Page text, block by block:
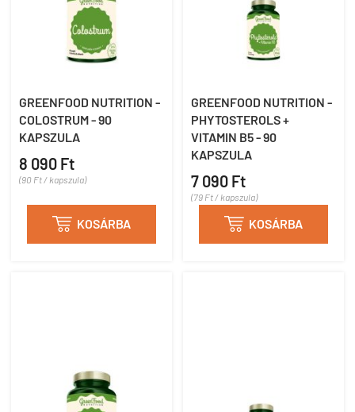
GREENFOOD NUTRITION -
COLOSTRUM - 90
KAPSZULA
8 090 Ft
(90 Ft / kapszula)
 KOSÁRBA
GREENFOOD NUTRITION -
PHYTOSTEROLS +
VITAMIN B5 - 90
KAPSZULA
7 090 Ft
(79 Ft / kapszula)
 KOSÁRBA